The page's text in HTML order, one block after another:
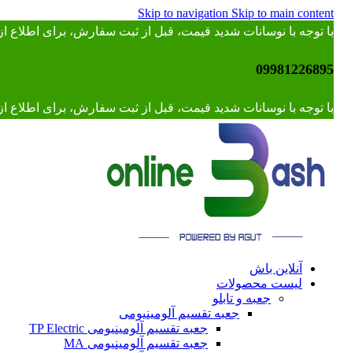
Skip to navigation Skip to main content
با توجه با نوسانات شدید قیمت، قبل از ثبت سفارش، برای
09981226895
با توجه با نوسانات شدید قیمت، قبل از ثبت سفارش، برای اطلاع از
آنلاین باش
لیست محصولات
جعبه و تابلو
جعبه تقسیم آلومینیومی
جعبه تقسیم آلومینیومی TP Electric
جعبه تقسیم آلومینیومی MA